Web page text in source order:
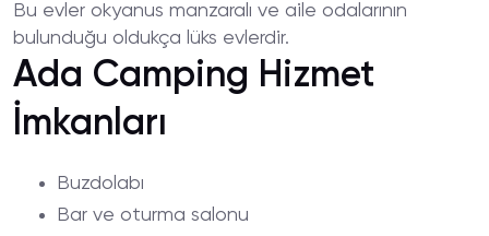
Bu evler okyanus manzaralı ve aile odalarının
bulunduğu oldukça lüks evlerdir.
Ada Camping Hizmet
İmkanları
Buzdolabı
Bar ve oturma salonu